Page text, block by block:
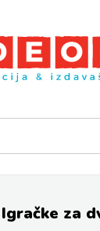
Igračke za